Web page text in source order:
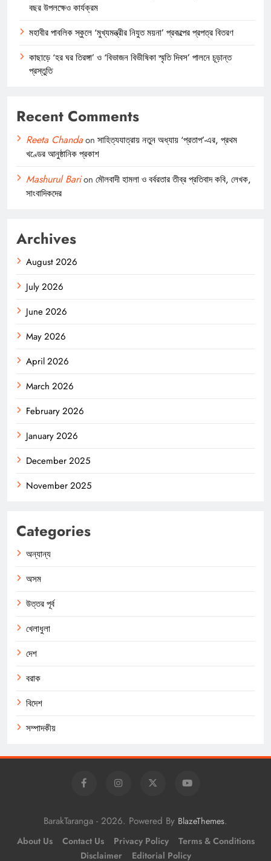
বছর উপলক্ষেও কার্যক্রম
মহাবীর পাবলিক স্কুলে ‘মুখ্যমন্ত্রীর নিযুত ময়না’ প্রকল্পের প্রপত্র বিতরণ
কাছাড়ে ‘হর ঘর তিরঙ্গা’ ও ‘বিভাজন বিভীষিকা স্মৃতি দিবস’ পালনে চূড়ান্ত
প্রস্তুতি
Recent Comments
Reeta Chandaon সাহিত্যযাত্রায় নতুন অধ্যায় ‘প্রতাপ’-এর, প্রথম
খণ্ডের আনুষ্ঠানিক প্রকাশ
Mashurul Barion মৌলবাদী হামলা ও বর্বরতার তীব্র প্রতিবাদ কবি, লেখক,
সাংবাদিকদের
Archives
August 2026
July 2026
June 2026
May 2026
April 2026
March 2026
February 2026
January 2026
December 2025
November 2025
Categories
অন্যান্য
অসম
উত্তর পূর্ব
খেলাধুলা
দেশ
বরাক
বিদেশ
সম্পাদকীয়
BarakTaranga - 2026. Powered By BlazeThemes.
About Us Contact Us Privacy Policy
Terms & Conditions
Disclaimer
Editorial Policy